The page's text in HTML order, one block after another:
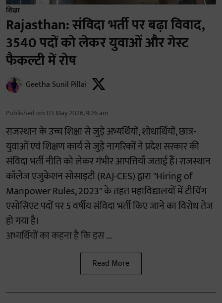
शिक्षा
Rajasthan: संविदा भर्ती पर बढ़ा विवाद,
3540 पदों को लेकर युवाओं और गेस्ट
फैकल्टी में रोष
Geetha Sunil Pillai
Published on: 03 May 2026, 9:26 am
राजस्थान के उच्च शिक्षा से जुड़े अभ्यर्थियों, शोधार्थियों, छात्र-
युवाओं एवं शिक्षण कार्य से जुड़े नागरिकों ने प्रदेश सरकार की
संविदा भर्ती नीति को लेकर गंभीर आपत्तियाँ जताई हैं। राजस्थान
कॉलेज एजुकेशन सोसाइटी (RAJ-CES) द्वारा "Hiring of
Manpower Rules, 2023" के तहत महाविद्यालयों में टीचिंग
एसोसिएट पदों पर 5 वर्षीय संविदा भर्ती किए जाने का विरोध तेज
हो गया है।
अभ्यर्थियों का कहना है कि इस ...
Read More